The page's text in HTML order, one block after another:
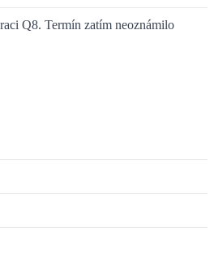
Q8. Termín zatím neoznámilo